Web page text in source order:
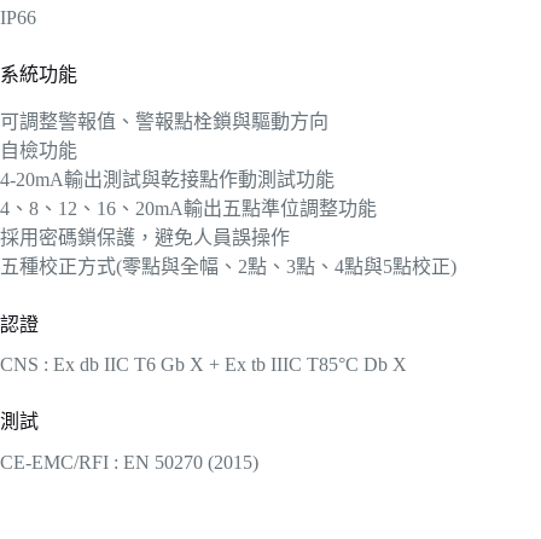
IP66
系統功能
可調整警報值、警報點栓鎖與驅動方向
自檢功能
4-20mA輸出測試與乾接點作動測試功能
4、8、12、16、20mA輸出五點準位調整功能
採用密碼鎖保護，避免人員誤操作
五種校正方式(零點與全幅、2點、3點、4點與5點校正)
認證
CNS : Ex db IIC T6 Gb X + Ex tb IIIC T85°C Db X
測試
CE-EMC/RFI : EN 50270 (2015)